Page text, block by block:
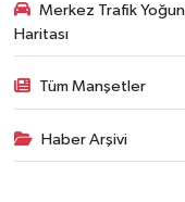
Merkez Trafik
Haritası
Tüm Manşetler
Haber Arşivi